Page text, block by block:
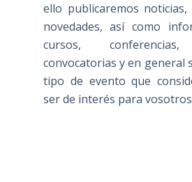
ello publicaremos
novedades, así como
cursos, conferencias,
convocatorias y en general
tipo de evento que
ser de interés para